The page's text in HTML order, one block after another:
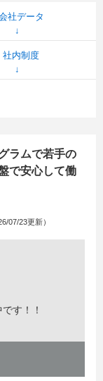
社データ
社内制度
ラムで若手の
で安心して働
07/23更新）
す！！